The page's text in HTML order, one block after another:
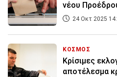
νέου
24 Οκτ 2025
ΚΟΣΜΟΣ
Κρίσιμες
αποτέλεσμα